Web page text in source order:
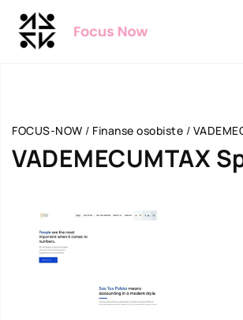
FOCUS-NOW / Finanse osobiste /
VADEMECUMTAX